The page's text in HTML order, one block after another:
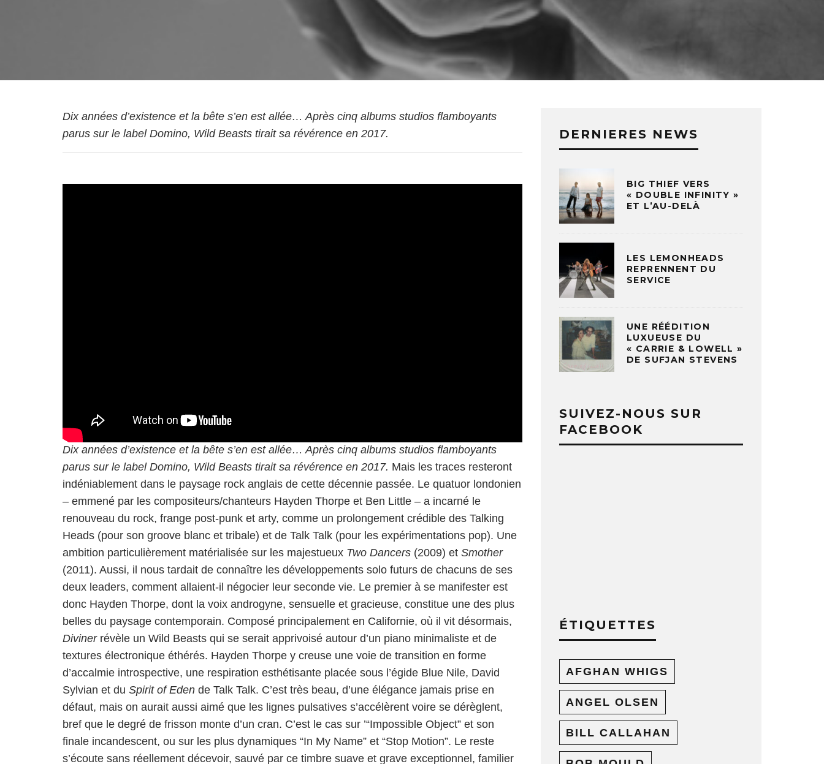
Dix années d’existence et la bête s’en est allée… Après cinq albums studios flamboyants
parus sur le label Domino, Wild Beasts tirait sa révérence en 2017.
Dix années d’existence et la bête s’en est allée… Après cinq albums studios flamboyants
parus sur le label Domino, Wild Beasts tirait sa révérence en 2017. Mais les traces resteront
indéniablement dans le paysage rock anglais de cette décennie passée. Le quatuor londonien
– emmené par les compositeurs/chanteurs Hayden Thorpe et Ben Little – a incarné le
renouveau du rock, frange post-punk et arty, comme un prolongement crédible des Talking
Heads (pour son groove blanc et tribale) et de Talk Talk (pour les expérimentations pop). Une
ambition particulièrement matérialisée sur les majestueux Two Dancers (2009) et Smother
(2011). Aussi, il nous tardait de connaître les développements solo futurs de chacuns de ses
deux leaders, comment allaient-il négocier leur seconde vie. Le premier à se manifester est
donc Hayden Thorpe, dont la voix androgyne, sensuelle et gracieuse, constitue une des plus
belles du paysage contemporain. Composé principalement en Californie, où il vit désormais,
Diviner révèle un Wild Beasts qui se serait apprivoisé autour d’un piano minimaliste et de
textures électronique éthérés. Hayden Thorpe y creuse une voie de transition en forme
d’accalmie introspective, une respiration esthétisante placée sous l’égide Blue Nile, David
Sylvian et du Spirit of Eden de Talk Talk. C’est très beau, d’une élégance jamais prise en
défaut, mais on aurait aussi aimé que les lignes pulsatives s’accélèrent voire se dérèglent,
bref que le degré de frisson monte d’un cran. C’est le cas sur ’“Impossible Object” et son
finale incandescent, ou sur les plus dynamiques “In My Name” et “Stop Motion”. Le reste
s’écoute sans réellement décevoir, sauvé par ce timbre suave et grave exceptionnel, familier
DERNIERES NEWS
BIG THIEF VERS
« DOUBLE INFINITY »
ET L’AU-DELÀ
LES LEMONHEADS
REPRENNENT DU
SERVICE
UNE RÉÉDITION
LUXUEUSE DU
« CARRIE & LOWELL »
DE SUFJAN STEVENS
SUIVEZ-NOUS SUR
FACEBOOK
ÉTIQUETTES
AFGHAN WHIGS
ANGEL OLSEN
BILL CALLAHAN